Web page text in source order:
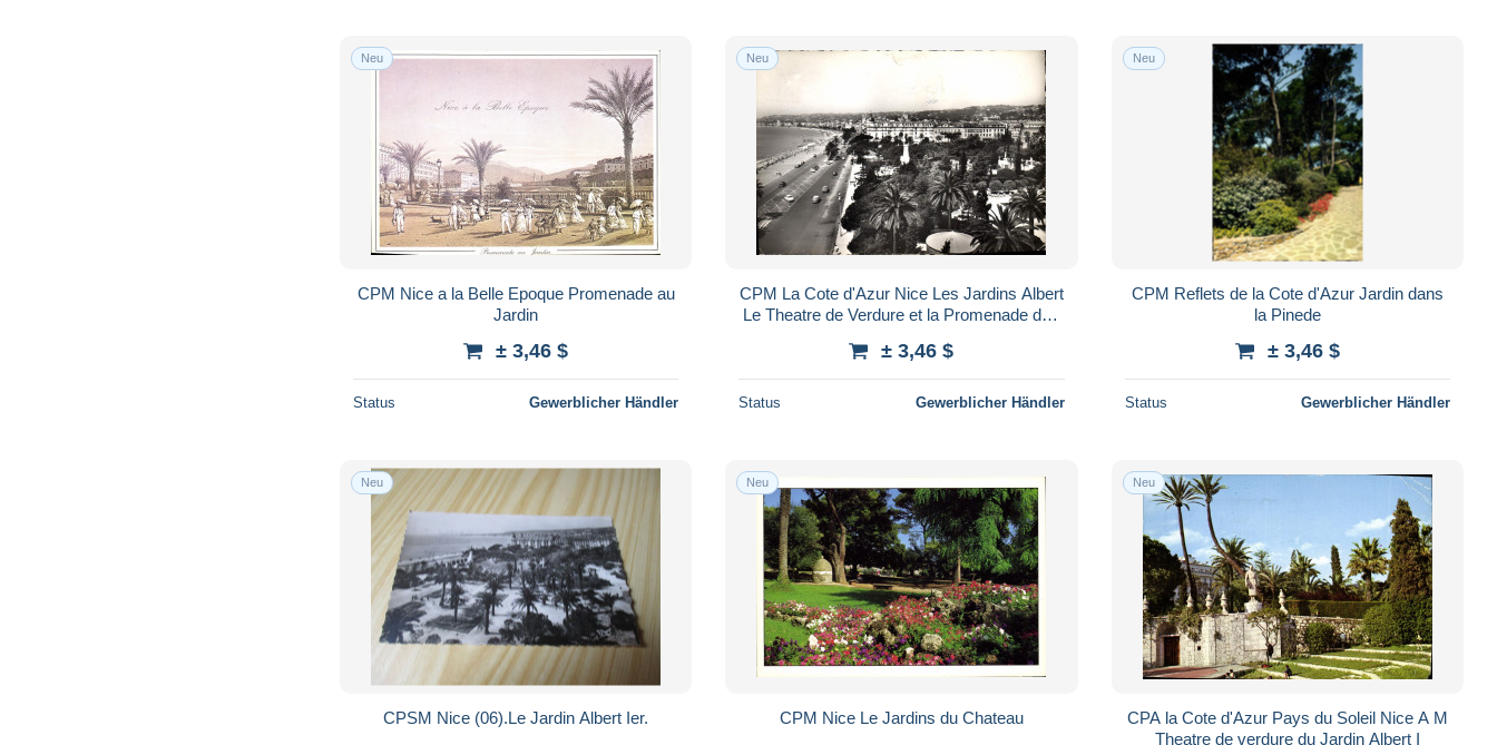
Neu
CPM Nice a la Belle Epoque Promenade au
Jardin
± 3,46 $
Status Gewerblicher Händler
Neu
CPM La Cote d'Azur Nice Les Jardins Albert
Le Theatre de Verdure et la Promenade des
± 3,46 $
Status Gewerblicher Händler
Neu
CPM Reflets de la Cote d'Azur Jardin dans
la Pinede
± 3,46 $
Status Gewerblicher Händler
Neu
CPSM Nice (06).Le Jardin Albert Ier.
Neu
CPM Nice Le Jardins du Chateau
Neu
CPA la Cote d'Azur Pays du Soleil Nice A M
Theatre de verdure du Jardin Albert I